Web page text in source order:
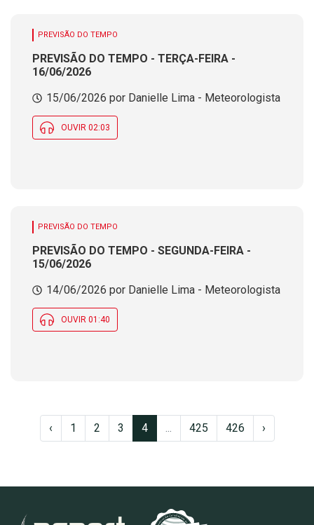
PREVISÃO DO TEMPO
PREVISÃO DO TEMPO - TERÇA-FEIRA -
16/06/2026
15/06/2026 por Danielle Lima - Meteorologista
OUVIR 02:03
PREVISÃO DO TEMPO
PREVISÃO DO TEMPO - SEGUNDA-FEIRA -
15/06/2026
14/06/2026 por Danielle Lima - Meteorologista
OUVIR 01:40
‹ 1 2 3 4 ... 425 426 ›